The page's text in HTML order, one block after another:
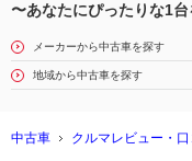
〜あなたにぴったりな1台
メーカーから中古車を探す
地域から中古車を探す
中古車 クルマレビュー・